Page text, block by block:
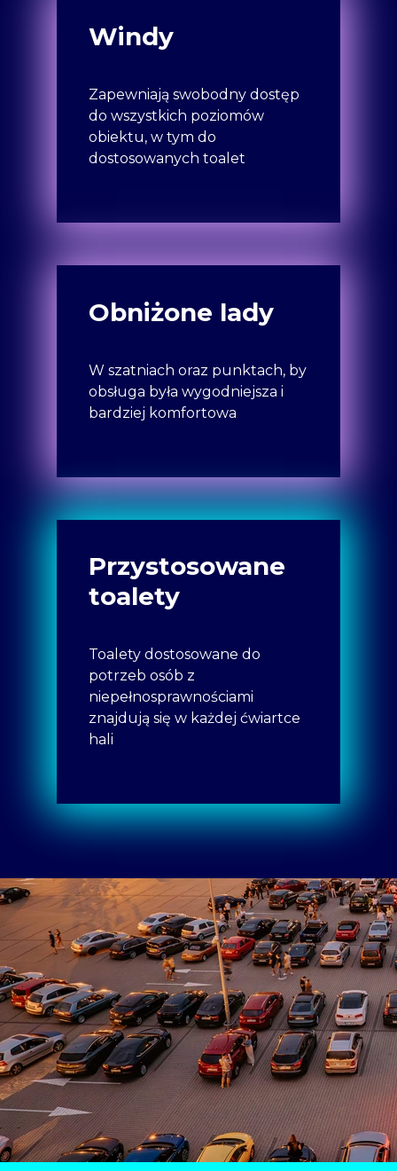
Windy
Zapewniają swobodny dostęp
do wszystkich poziomów
obiektu, w tym do
dostosowanych toalet
Obniżone lady
W szatniach oraz punktach, by
obsługa była wygodniejsza i
bardziej komfortowa
Przystosowane
toalety
Toalety dostosowane do
potrzeb osób z
niepełnosprawnościami
znajdują się w każdej ćwiartce
hali